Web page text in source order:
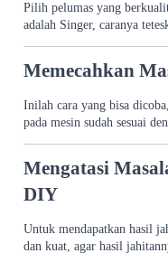
Pilih pelumas yang
adalah Singer, caranya
Memecahkan
Inilah cara yang bisa
pada mesin sudah sesuai
Mengatasi
DIY
Untuk mendapatkan hasil
dan kuat, agar hasil